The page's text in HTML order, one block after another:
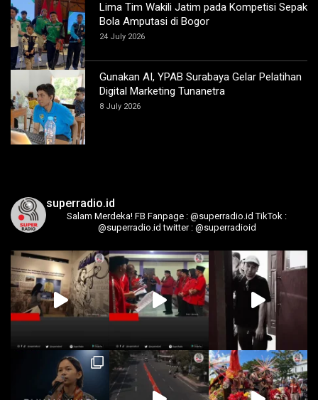
Lima Tim Wakili Jatim pada Kompetisi Sepak
Bola Amputasi di Bogor
24 July 2026
Gunakan AI, YPAB Surabaya Gelar Pelatihan
Digital Marketing Tunanetra
8 July 2026
superradio.id
Salam Merdeka! FB Fanpage : @superradio.id TikTok :
@superradio.id twitter : @superradioid